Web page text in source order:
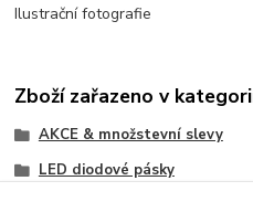
Ilustrační fotografie
Zboží zařazeno v
AKCE & množstevní slevy
LED diodové pásky